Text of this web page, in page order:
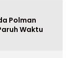
Polman
Waktu